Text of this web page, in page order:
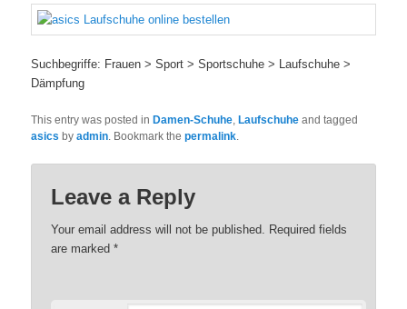
Suchbegriffe: Frauen > Sport > Sportschuhe > Laufschuhe >
Dämpfung
This entry was posted inDamen-Schuhe,Laufschuhe and tagged
asics byadmin. Bookmark thepermalink.
Leave a Reply
Your email address will not be published. Required fields
are marked*